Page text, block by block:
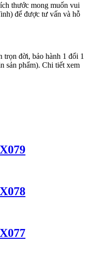
thước mong muốn vui
để được tư vấn và hỗ
trọn đời, bảo hành 1 đổi 1
sản phẩm). Chi tiết xem